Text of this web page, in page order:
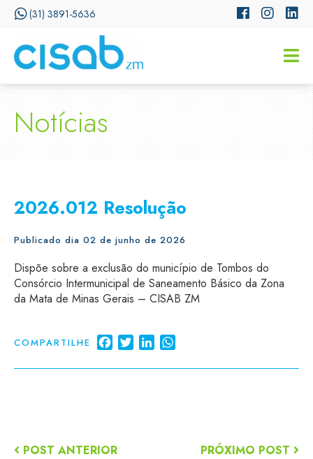
(31) 3891-5636
Notícias
2026.012 Resolução
Publicado dia 02 de junho de 2026
Dispõe sobre a exclusão do município de Tombos do
Consórcio Intermunicipal de Saneamento Básico da Zona
da Mata de Minas Gerais – CISAB ZM
COMPARTILHE FacebookTwitterLinkedIn
POST ANTERIOR PRÓXIMO POST
CISSA